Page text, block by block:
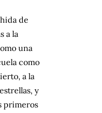
de
a la
una
como
a la
y
primeros